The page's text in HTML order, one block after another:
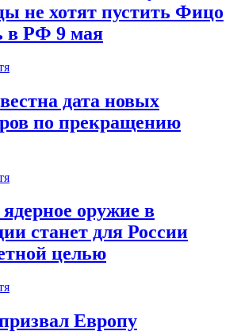
не хотят пустить Фицо
в РФ 9 мая
дата новых
по прекращению
оружие в
станет для России
целью
Европу